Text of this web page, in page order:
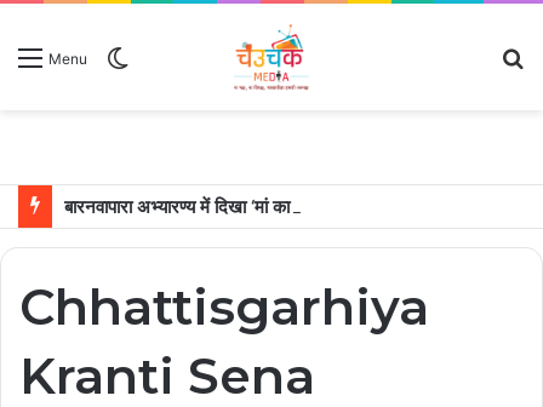
Menu
Chhattisgarhiya
Kranti Sena